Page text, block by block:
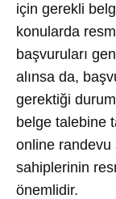
için gerekli
konularda
başvuruları
alınsa da,
gerektiği
belge talebine
online randevu
sahiplerinin
önemlidir.